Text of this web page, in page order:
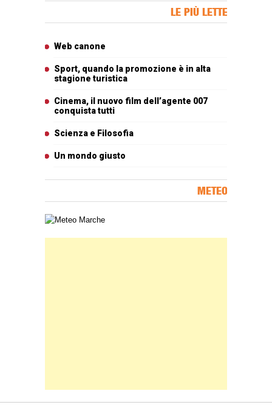
LE PIÙ LETTE
Web canone
Sport, quando la promozione è in alta
stagione turistica
Cinema, il nuovo film dell’agente 007
conquista tutti
Scienza e Filosofia
Un mondo giusto
METEO
Carta meteorologica delle Marche